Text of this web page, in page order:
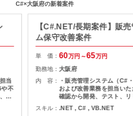
C#×大阪府の新着案件
当
や不
テ
【C#.NET/長期案件】販
ム保守改善案件
単 価：60万円～65万円
勤務地： 大阪府
内 容：
・販売管理システム（C#
および改善業務を担当い
確認から開発、テスト、
工程に携わり、既存システ
加対応を行います。 ・幅
スキル： .NET , C# , VB.NET